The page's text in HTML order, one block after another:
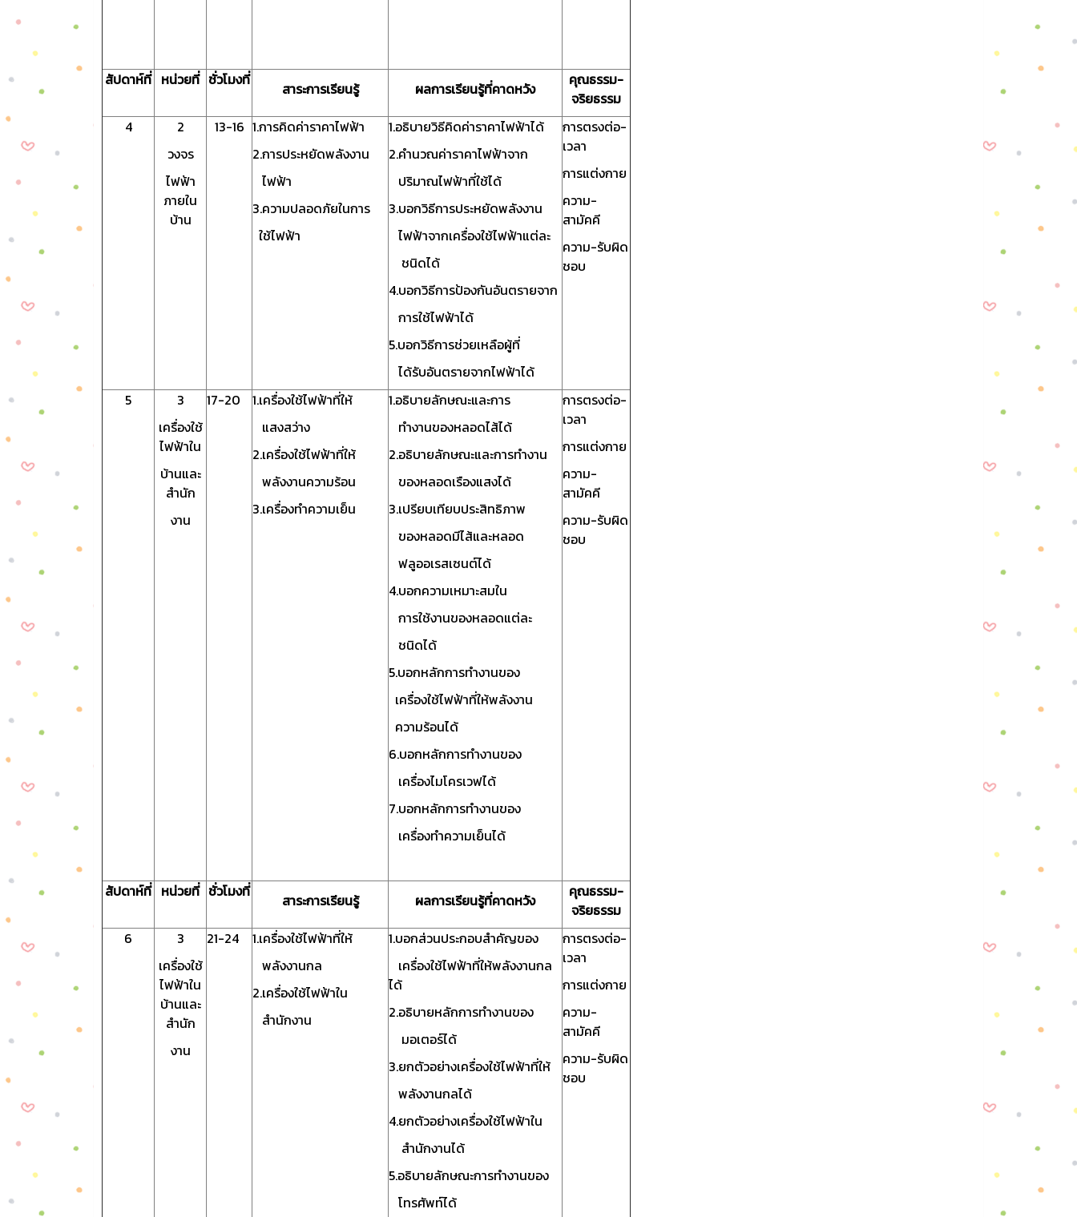
สัปดาห์ที่ หน่วยที่ ชั่วโมงที่ สาระการเรียนรู้ ผลการเรียนรู้ที่คาดหวัง
คุณธรรม-
จริยธรรม
4
2
วงจร
ไฟฟ้า
ภายใน
บ้าน
13-16 1.การคิดค่าราคาไฟฟ้า
2.การประหยัดพลังงาน
ไฟฟ้า
3.ความปลอดภัยในการ
ใช้ไฟฟ้า
1.อธิบายวิธีคิดค่าราคาไฟฟ้าได้
2.คำนวณค่าราคาไฟฟ้าจาก
ปริมาณไฟฟ้าที่ใช้ได้
3.บอกวิธีการประหยัดพลังงาน
ไฟฟ้าจากเครื่องใช้ไฟฟ้าแต่ละ
ชนิดได้
4.บอกวิธีการป้องกันอันตรายจาก
การใช้ไฟฟ้าได้
5.บอกวิธีการช่วยเหลือผู้ที่
ได้รับอันตรายจากไฟฟ้าได้
การตรงต่อ-
เวลา
การแต่งกาย
ความ-
สามัคคี
ความ-รับผิด
ชอบ
5
3
เครื่องใช้
ไฟฟ้าใน
บ้านและ
สำนัก
งาน
17-20
1.เครื่องใช้ไฟฟ้าที่ให้
แสงสว่าง
2.เครื่องใช้ไฟฟ้าที่ให้
พลังงานความร้อน
3.เครื่องทำความเย็น
1.อธิบายลักษณะและการ
ทำงานของหลอดไส้ได้
2.อธิบายลักษณะและการทำงาน
ของหลอดเรืองแสงได้
3.เปรียบเทียบประสิทธิภาพ
ของหลอดมีไส้และหลอด
ฟลูออเรสเซนต์ได้
4.บอกความเหมาะสมใน
การใช้งานของหลอดแต่ละ
ชนิดได้
5.บอกหลักการทำงานของ
เครื่องใช้ไฟฟ้าที่ให้พลังงาน
ความร้อนได้
6.บอกหลักการทำงานของ
เครื่องไมโครเวฟได้
7.บอกหลักการทำงานของ
เครื่องทำความเย็นได้
การตรงต่อ-
เวลา
การแต่งกาย
ความ-
สามัคคี
ความ-รับผิด
ชอบ
สัปดาห์ที่ หน่วยที่ ชั่วโมงที่ สาระการเรียนรู้ ผลการเรียนรู้ที่คาดหวัง
คุณธรรม-
จริยธรรม
6
3
เครื่องใช้
ไฟฟ้าใน
บ้านและ
สำนัก
งาน
21-24
1.เครื่องใช้ไฟฟ้าที่ให้
พลังงานกล
2.เครื่องใช้ไฟฟ้าใน
สำนักงาน
1.บอกส่วนประกอบสำคัญของ
เครื่องใช้ไฟฟ้าที่ให้พลังงานกล
ได้
2.อธิบายหลักการทำงานของ
มอเตอร์ได้
3.ยกตัวอย่างเครื่องใช้ไฟฟ้าที่ให้
พลังงานกลได้
4.ยกตัวอย่างเครื่องใช้ไฟฟ้าใน
สำนักงานได้
5.อธิบายลักษณะการทำงานของ
โทรศัพท์ได้
การตรงต่อ-
เวลา
การแต่งกาย
ความ-
สามัคคี
ความ-รับผิด
ชอบ